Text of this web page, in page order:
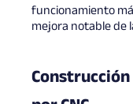
funcionamiento
mejora notable de